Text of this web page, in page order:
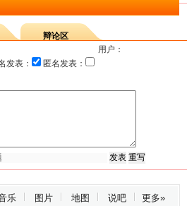
辩论区
用户：
发表：
匿名发表：
乐 图片 地图 说吧 更多»